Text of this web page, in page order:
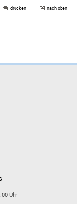
drucken nach oben
Uhr